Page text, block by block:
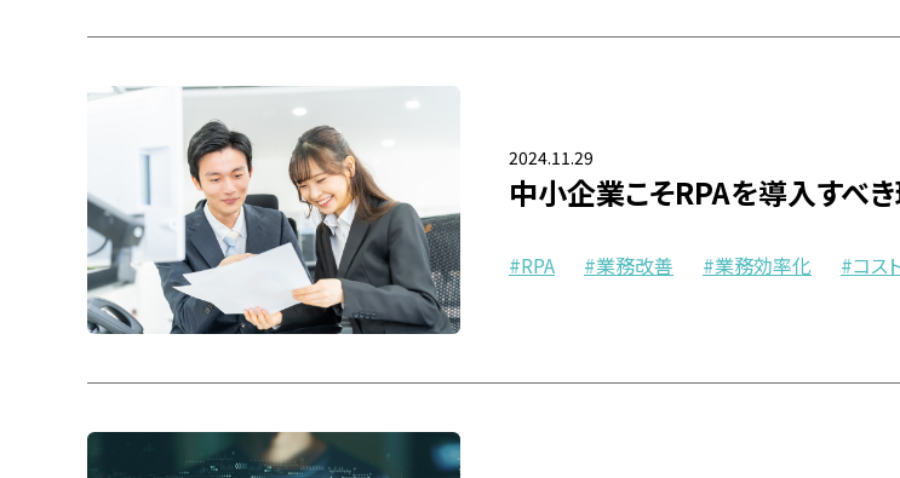
2024.11.29
中小企業こそRPAを導入すべ
RPA 業務改善 業務効率化 コス